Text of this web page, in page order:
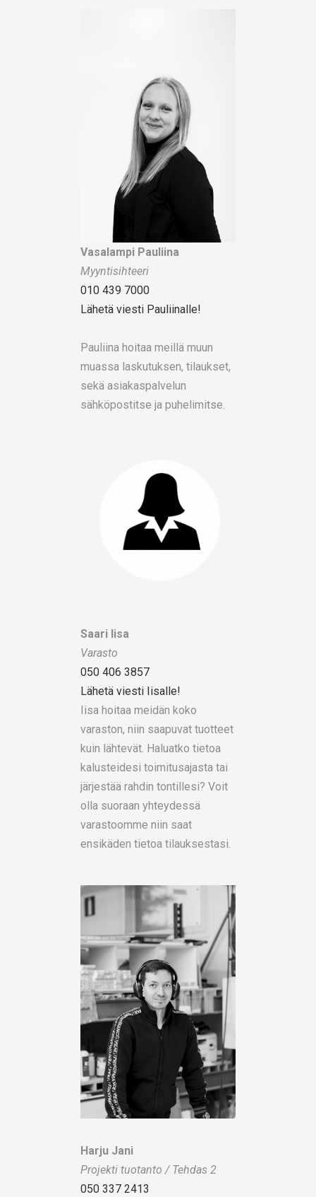
Vasalampi Pauliina
Myyntisihteeri
010 439 7000
Lähetä viesti Pauliinalle!
Pauliina hoitaa meillä muun
muassa laskutuksen, tilaukset,
sekä asiakaspalvelun
sähköpostitse ja puhelimitse.
Saari Iisa
Varasto
050 406 3857
Lähetä viesti Iisalle!
Iisa hoitaa meidän koko
varaston, niin saapuvat tuotteet
kuin lähtevät. Haluatko tietoa
kalusteidesi toimitusajasta tai
järjestää rahdin tontillesi? Voit
olla suoraan yhteydessä
varastoomme niin saat
ensikäden tietoa tilauksestasi.
Harju Jani
Projekti tuotanto / Tehdas 2
050 337 2413